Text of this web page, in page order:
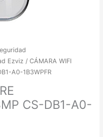
Ezviz / CÁMARA WIFI
A0-1B3WPFR
CS-DB1-A0-